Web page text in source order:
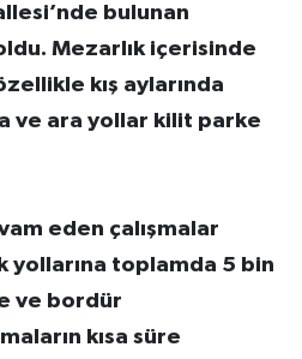
bulunan
Mezarlık içerisinde
kış aylarında
ve ara yollar kilit parke
eden çalışmalar
yollarına toplamda 5 bin
ve bordür
kısa süre